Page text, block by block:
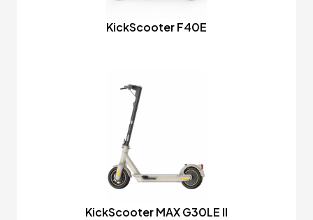
KickScooter F40E
KickScooter MAX G30LE II